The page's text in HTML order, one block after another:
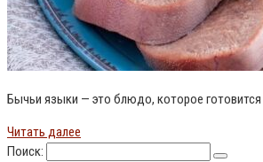
Бычьи языки — это блюдо, которое готовится
Читать далее
Поиск: